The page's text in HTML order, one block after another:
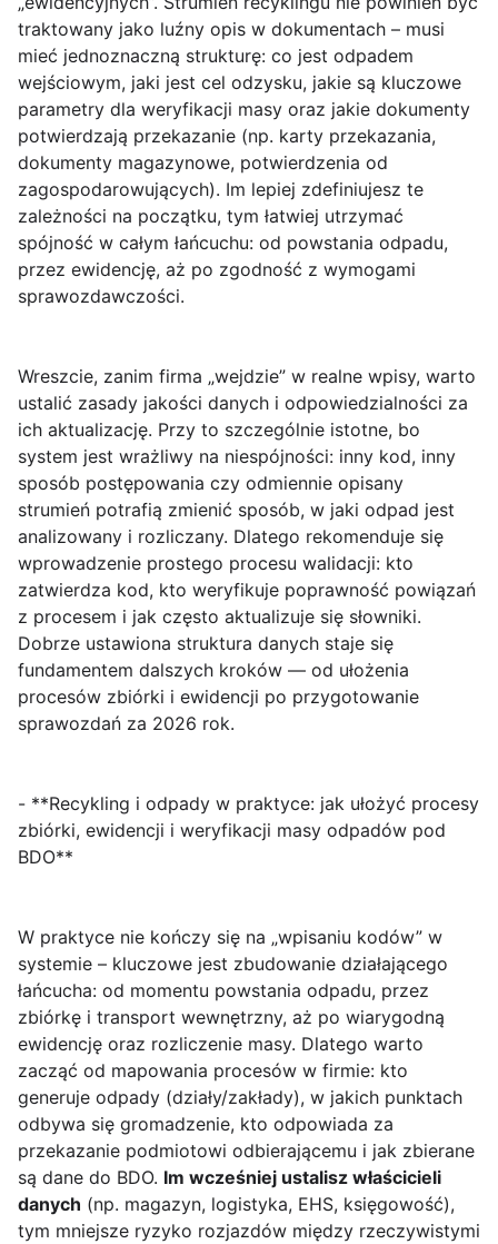
traktowany jako luźny opis w dokumentach – musi
mieć jednoznaczną strukturę: co jest odpadem
wejściowym, jaki jest cel odzysku, jakie są kluczowe
parametry dla weryfikacji masy oraz jakie dokumenty
potwierdzają przekazanie (np. karty przekazania,
dokumenty magazynowe, potwierdzenia od
zagospodarowujących). Im lepiej zdefiniujesz te
zależności na początku, tym łatwiej utrzymać
spójność w całym łańcuchu: od powstania odpadu,
przez ewidencję, aż po zgodność z wymogami
sprawozdawczości.
Wreszcie, zanim firma „wejdzie” w realne wpisy, warto
ustalić zasady jakości danych i odpowiedzialności za
ich aktualizację. Przy to szczególnie istotne, bo
system jest wrażliwy na niespójności: inny kod, inny
sposób postępowania czy odmiennie opisany
strumień potrafią zmienić sposób, w jaki odpad jest
analizowany i rozliczany. Dlatego rekomenduje się
wprowadzenie prostego procesu walidacji: kto
zatwierdza kod, kto weryfikuje poprawność powiązań
z procesem i jak często aktualizuje się słowniki.
Dobrze ustawiona struktura danych staje się
fundamentem dalszych kroków — od ułożenia
procesów zbiórki i ewidencji po przygotowanie
sprawozdań za 2026 rok.
- **Recykling i odpady w praktyce: jak ułożyć procesy
zbiórki, ewidencji i weryfikacji masy odpadów pod
BDO**
W praktyce nie kończy się na „wpisaniu kodów” w
systemie – kluczowe jest zbudowanie działającego
łańcucha: od momentu powstania odpadu, przez
zbiórkę i transport wewnętrzny, aż po wiarygodną
ewidencję oraz rozliczenie masy. Dlatego warto
zacząć od mapowania procesów w firmie: kto
generuje odpady (działy/zakłady), w jakich punktach
odbywa się gromadzenie, kto odpowiada za
przekazanie podmiotowi odbierającemu i jak zbierane
są dane do BDO. Im wcześniej ustalisz właścicieli
danych (np. magazyn, logistyka, EHS, księgowość),
tym mniejsze ryzyko rozjazdów między rzeczywistymi